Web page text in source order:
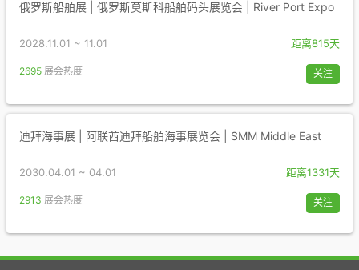
俄罗斯船舶展 | 俄罗斯莫斯科船舶码头展览会 | River Port Expo
2028.11.01 ~ 11.01 距离815天
2695 展会热度 关注
迪拜海事展 | 阿联酋迪拜船舶海事展览会 | SMM Middle East
2030.04.01 ~ 04.01 距离1331天
2913 展会热度 关注